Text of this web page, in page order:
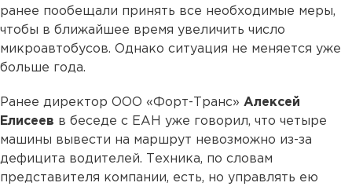
ранее пообещали принять все необходимые меры,
чтобы в ближайшее время увеличить число
микроавтобусов. Однако ситуация не меняется уже
больше года.
Ранее директор ООО «Форт-Транс» Алексей
Елисеев в беседе с ЕАН уже говорил, что четыре
машины вывести на маршрут невозможно из-за
дефицита водителей. Техника, по словам
представителя компании, есть, но управлять ею